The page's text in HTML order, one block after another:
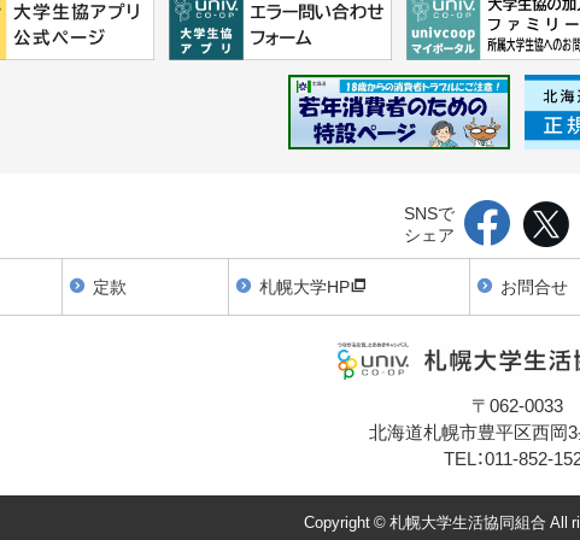
SNSで
シェア
定款 札幌大学HP お問合せ
〒062-0033
北海道札幌市豊平区西岡
TEL：011-852-
Copyright © 札幌大学生活協同組合 All